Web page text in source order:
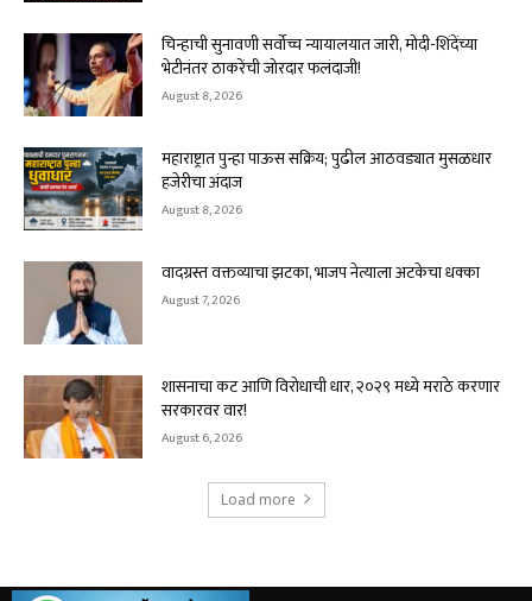
चिन्हाची सुनावणी सर्वोच्च न्यायालयात जारी, मोदी-शिंदेंच्या
भेटीनंतर ठाकरेंची जोरदार फलंदाजी!
August 8, 2026
महाराष्ट्रात पुन्हा पाऊस सक्रिय; पुढील आठवड्यात मुसळधार
हजेरीचा अंदाज
August 8, 2026
वादग्रस्त वक्तव्याचा झटका, भाजप नेत्याला अटकेचा धक्का
August 7, 2026
शासनाचा कट आणि विरोधाची धार, २०२९ मध्ये मराठे करणार
सरकारवर वार!
August 6, 2026
Load more